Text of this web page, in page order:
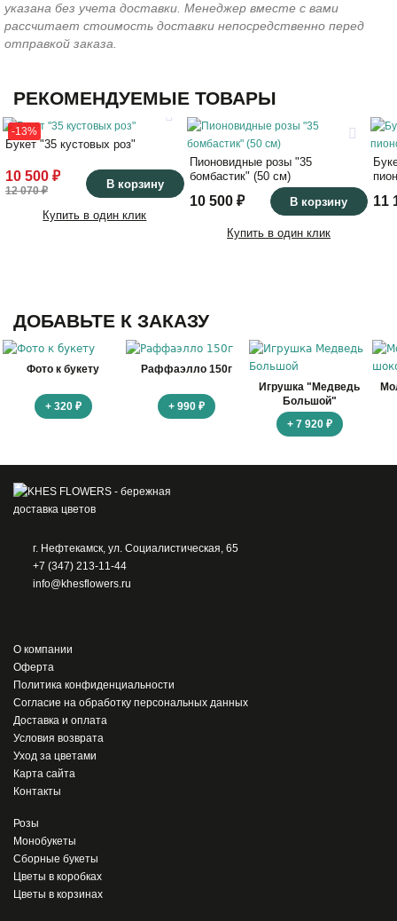
указана без учета доставки. Менеджер вместе с вами
рассчитает стоимость доставки непосредственно перед
отправкой заказа.
РЕКОМЕНДУЕМЫЕ ТОВАРЫ
-13%
Букет "35 кустовых роз"
10 500 ₽
12 070 ₽ В корзину
Купить в один клик
Пионовидные розы "35
бомбастик" (50 см)
10 500 ₽ В корзину
Купить в один клик
11
ДОБАВЬТЕ К ЗАКАЗУ
Фото к букету
+ 320 ₽
Раффаэлло 150г
+ 990 ₽
Игрушка "Медведь
Большой"
+ 7 920 ₽
г. Нефтекамск, ул. Социалистическая, 65
+7 (347) 213-11-44
info@khesflowers.ru
О компании
Оферта
Политика конфиденциальности
Согласие на обработку персональных данных
Доставка и оплата
Условия возврата
Уход за цветами
Карта сайта
Контакты
Розы
Монобукеты
Сборные букеты
Цветы в коробках
Цветы в корзинах